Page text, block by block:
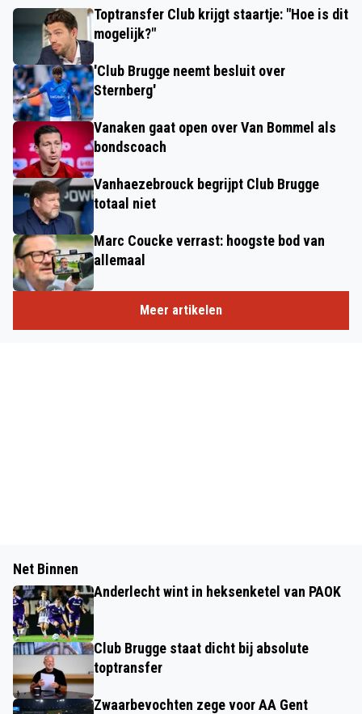
Toptransfer Club krijgt staartje: "Hoe is dit
mogelijk?"
'Club Brugge neemt besluit over
Sternberg'
Vanaken gaat open over Van Bommel als
bondscoach
Vanhaezebrouck begrijpt Club Brugge
totaal niet
Marc Coucke verrast: hoogste bod van
allemaal
Meer artikelen
Net Binnen
Anderlecht wint in heksenketel van PAOK
Club Brugge staat dicht bij absolute
toptransfer
Zwaarbevochten zege voor AA Gent